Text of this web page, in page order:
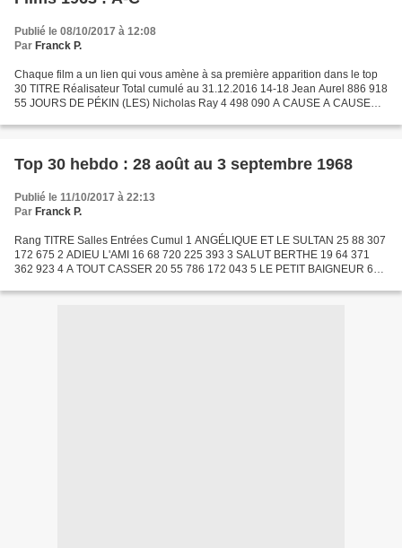
Publié le 08/10/2017 à 12:08
Par Franck P.
Chaque film a un lien qui vous amène à sa première apparition dans le top
30 TITRE Réalisateur Total cumulé au 31.12.2016 14-18 Jean Aurel 886 918
55 JOURS DE PÉKIN (LES) Nicholas Ray 4 498 090 A CAUSE A CAUSE
Top 30 hebdo : 28 août au 3 septembre 1968
Publié le 11/10/2017 à 22:13
Par Franck P.
Rang TITRE Salles Entrées Cumul 1 ANGÉLIQUE ET LE SULTAN 25 88 307
172 675 2 ADIEU L'AMI 16 68 720 225 393 3 SALUT BERTHE 19 64 371
362 923 4 A TOUT CASSER 20 55 786 172 043 5 LE PETIT BAIGNEUR 60